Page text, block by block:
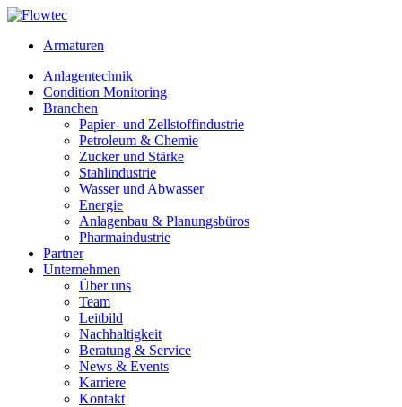
Skip
contentArmaturen
Anlagentechnik
Condition Monitoring
Branchen
Papier- und Zellstoffindustrie
Petroleum & Chemie
Zucker und Stärke
Stahlindustrie
Wasser und Abwasser
Energie
Anlagenbau & Planungsbüros
Pharmaindustrie
Partner
Unternehmen
Über uns
Team
Leitbild
Nachhaltigkeit
Beratung & Service
News & Events
Karriere
Kontakt